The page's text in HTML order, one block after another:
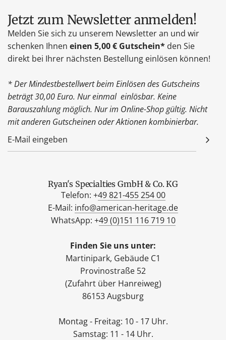
Jetzt zum Newsletter anmelden!
Melden Sie sich zu unserem Newsletter an und wir
schenken Ihnen einen 5,00 € Gutschein* den Sie
direkt bei Ihrer nächsten Bestellung einlösen können!
* Der Mindestbestellwert beim Einlösen des Gutscheins
beträgt 30,00 Euro. Nur einmal einlösbar. Keine
Barauszahlung möglich. Nur im Online-Shop gültig. Nicht
mit anderen Gutscheinen oder Aktionen kombinierbar.
Ryan's Specialties GmbH & Co. KG
Telefon: +49 821-455 254 00
E-Mail: info@american-heritage.de
WhatsApp: +49 (0)151 116 719 10
Finden Sie uns unter:
Martinipark, Gebäude C1
Provinostraße 52
(Zufahrt über Hanreiweg)
86153 Augsburg
Montag - Freitag: 10 - 17 Uhr.
Samstag: 11 - 14 Uhr.